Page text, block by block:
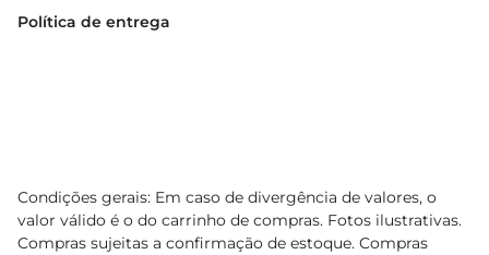
Política de entrega
Condições gerais: Em caso de divergência de valores, o
valor válido é o do carrinho de compras. Fotos ilustrativas.
Compras sujeitas a confirmação de estoque. Compras